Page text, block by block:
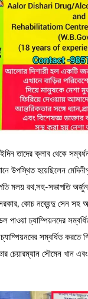
তাদের ক্লাব থেকে
উপস্থিত হয়েছিলেন
মলয় রথ,সহ-সভাপতি
কোচ নব্যেন্দু সেন সহ
পাওয়া চ্যাম্পিয়নদের
সম্বর্ধিত করতে
চেয়ারম্যান সৌমেন খান